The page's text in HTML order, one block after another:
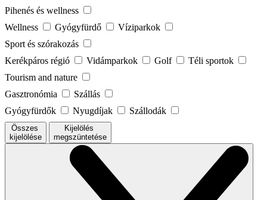
Pihenés és wellness
Wellness
Gyógyfürdő
Víziparkok
Sport és szórakozás
Kerékpáros régió
Vidámparkok Golf
Téli sportok
Tourism and nature
Gasztronómia
Szállás
Gyógyfürdők
Nyugdíjak Szállodák
Összes
kijelölése
Kijelölés
megszüntetése